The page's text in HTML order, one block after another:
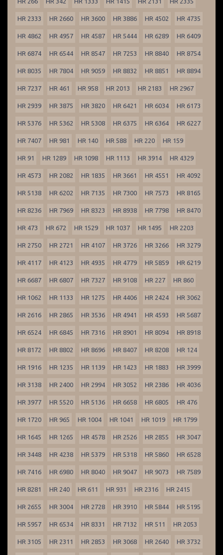
HR 2333 HR 2660 HR 3600 HR 3886 HR 4502 HR 4735
HR 4862 HR 4957 HR 4587 HR 5444 HR 6289 HR 6409
HR 6874 HR 6544 HR 8547 HR 7253 HR 8840 HR 8754
HR 8035 HR 7804 HR 9059 HR 8832 HR 8851 HR 8894
HR 7237 HR 461 HR 958 HR 2013 HR 2183 HR 2967
HR 2939 HR 3875 HR 3820 HR 6421 HR 6034 HR 6173
HR 5376 HR 5362 HR 5308 HR 6375 HR 6364 HR 6227
HR 7407 HR 981 HR 140 HR 588 HR 220 HR 159
HR 91 HR 1289 HR 1098 HR 1113 HR 3914 HR 4329
HR 4573 HR 2082 HR 1835 HR 3661 HR 4551 HR 4092
HR 5138 HR 6202 HR 7135 HR 7300 HR 7573 HR 8165
HR 8236 HR 7969 HR 8323 HR 8938 HR 7798 HR 8470
HR 473 HR 672 HR 1529 HR 1037 HR 1495 HR 2203
HR 2750 HR 2721 HR 4107 HR 3726 HR 3266 HR 3279
HR 4117 HR 4123 HR 4935 HR 4779 HR 5859 HR 6219
HR 6687 HR 6807 HR 7327 HR 9108 HR 227 HR 860
HR 1062 HR 1133 HR 1275 HR 4406 HR 2424 HR 3062
HR 2616 HR 2865 HR 3536 HR 4941 HR 4593 HR 5687
HR 6524 HR 6845 HR 7316 HR 8901 HR 8094 HR 8918
HR 8172 HR 8802 HR 8696 HR 8407 HR 8208 HR 124
HR 1916 HR 1235 HR 1139 HR 1423 HR 1883 HR 3999
HR 3138 HR 2400 HR 2994 HR 3052 HR 2386 HR 4036
HR 3977 HR 5520 HR 5136 HR 6658 HR 6805 HR 476
HR 1720 HR 965 HR 1004 HR 1041 HR 1019 HR 1799
HR 1645 HR 1265 HR 4578 HR 2526 HR 2855 HR 3047
HR 3448 HR 4238 HR 5379 HR 5318 HR 5860 HR 6528
HR 7416 HR 6980 HR 8040 HR 9047 HR 9073 HR 7589
HR 8281 HR 240 HR 611 HR 931 HR 2316 HR 2415
HR 2655 HR 3004 HR 2728 HR 3910 HR 5844 HR 5195
HR 5957 HR 6534 HR 8331 HR 7132 HR 511 HR 2053
HR 3105 HR 2311 HR 2853 HR 3068 HR 2640 HR 3732